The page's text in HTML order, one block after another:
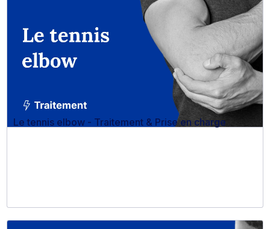
Le tennis elbow - Traitement & Prise en charge